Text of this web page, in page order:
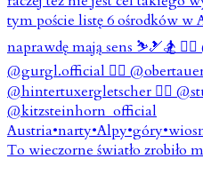
To wieczorne światło zrobiło